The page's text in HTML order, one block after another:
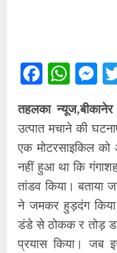
तहलका
उत्पात मचाने की
एक मोटरसाइकिल
नहीं हुआ था कि
तांडव किया। बताया
ने जमकर हुड़दंग
डंडे से ठोकक र तोड़
प्रयास किया। जब